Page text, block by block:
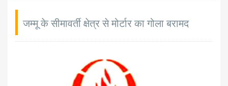
जम्मू के सीमावर्ती क्षेत्र से मोर्टार का गोला बरामद